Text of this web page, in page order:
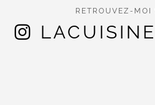
RETROUVEZ-MOI